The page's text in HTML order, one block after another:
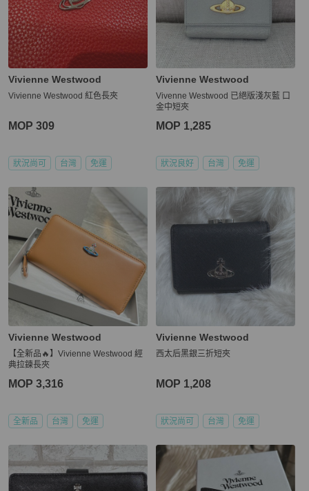
Vivienne Westwood
Vivienne Westwood 紅色長夾
MOP 309
狀況尚可 台灣 免運
Vivienne Westwood
Vivenne Westwood 已絕版淺灰藍 口
金中短夾
MOP 1,285
狀況良好 台灣 免運
Vivienne Westwood
【全新品🔥】Vivienne Westwood 經
典拉鍊長夾
MOP 3,316
全新品 台灣 免運
Vivienne Westwood
西太后黑銀三折短夾
MOP 1,208
狀況尚可 台灣 免運